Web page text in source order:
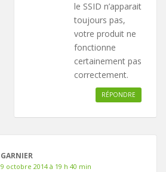
le SSID n’apparait
toujours pas,
votre produit ne
fonctionne
certainement pas
correctement.
RÉPONDRE
GARNIER
9 octobre 2014 à 19 h 40 min